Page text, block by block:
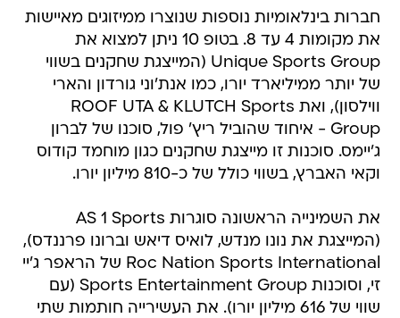
חברות בינלאומיות נוספות שנוצרו ממיזוגים מאיישות
את מקומות 4 עד 8. בטופ 10 ניתן למצוא את
Unique Sports Group (המייצגת שחקנים בשווי
של יותר ממיליארד יורו, כמו אנת'וני גורדון והארי
ווילסון), ואת ROOF UTA & KLUTCH Sports
Group - איחוד שהוביל ריץ' פול, סוכנו של לברון
ג'יימס. סוכנות זו מייצגת שחקנים כגון מוחמד קודוס
וקאי האברץ, בשווי כולל של כ-810 מיליון יורו.
את השמינייה הראשונה סוגרות AS 1 Sports
(המייצגת את נונו מנדש, לואיס דיאש וברונו פרננדס),
Roc Nation Sports International של הראפר ג'יי
זי, וסוכנות Sports Entertainment Group (עם
שווי של 616 מיליון יורו). את העשירייה חותמות שתי